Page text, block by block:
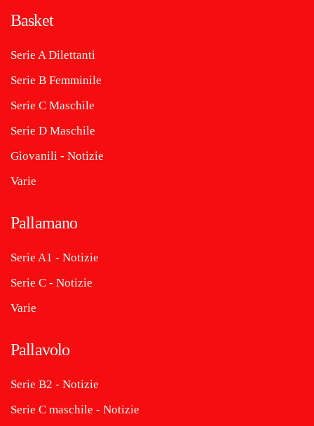
Basket
Serie A Dilettanti
Serie B Femminile
Serie C Maschile
Serie D Maschile
Giovanili - Notizie
Varie
Pallamano
Serie A1 - Notizie
Serie C - Notizie
Varie
Pallavolo
Serie B2 - Notizie
Serie C maschile - Notizie